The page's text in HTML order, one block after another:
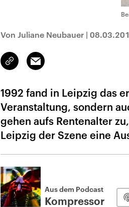
Von Juliane Neubauer |
Link
kopieren/teilen
Email
1992 fand in Leipzig das
Veranstaltung, sondern
gehen aufs Rentenalter
Leipzig der Szene eine
Aus dem Podcast
Kompressor